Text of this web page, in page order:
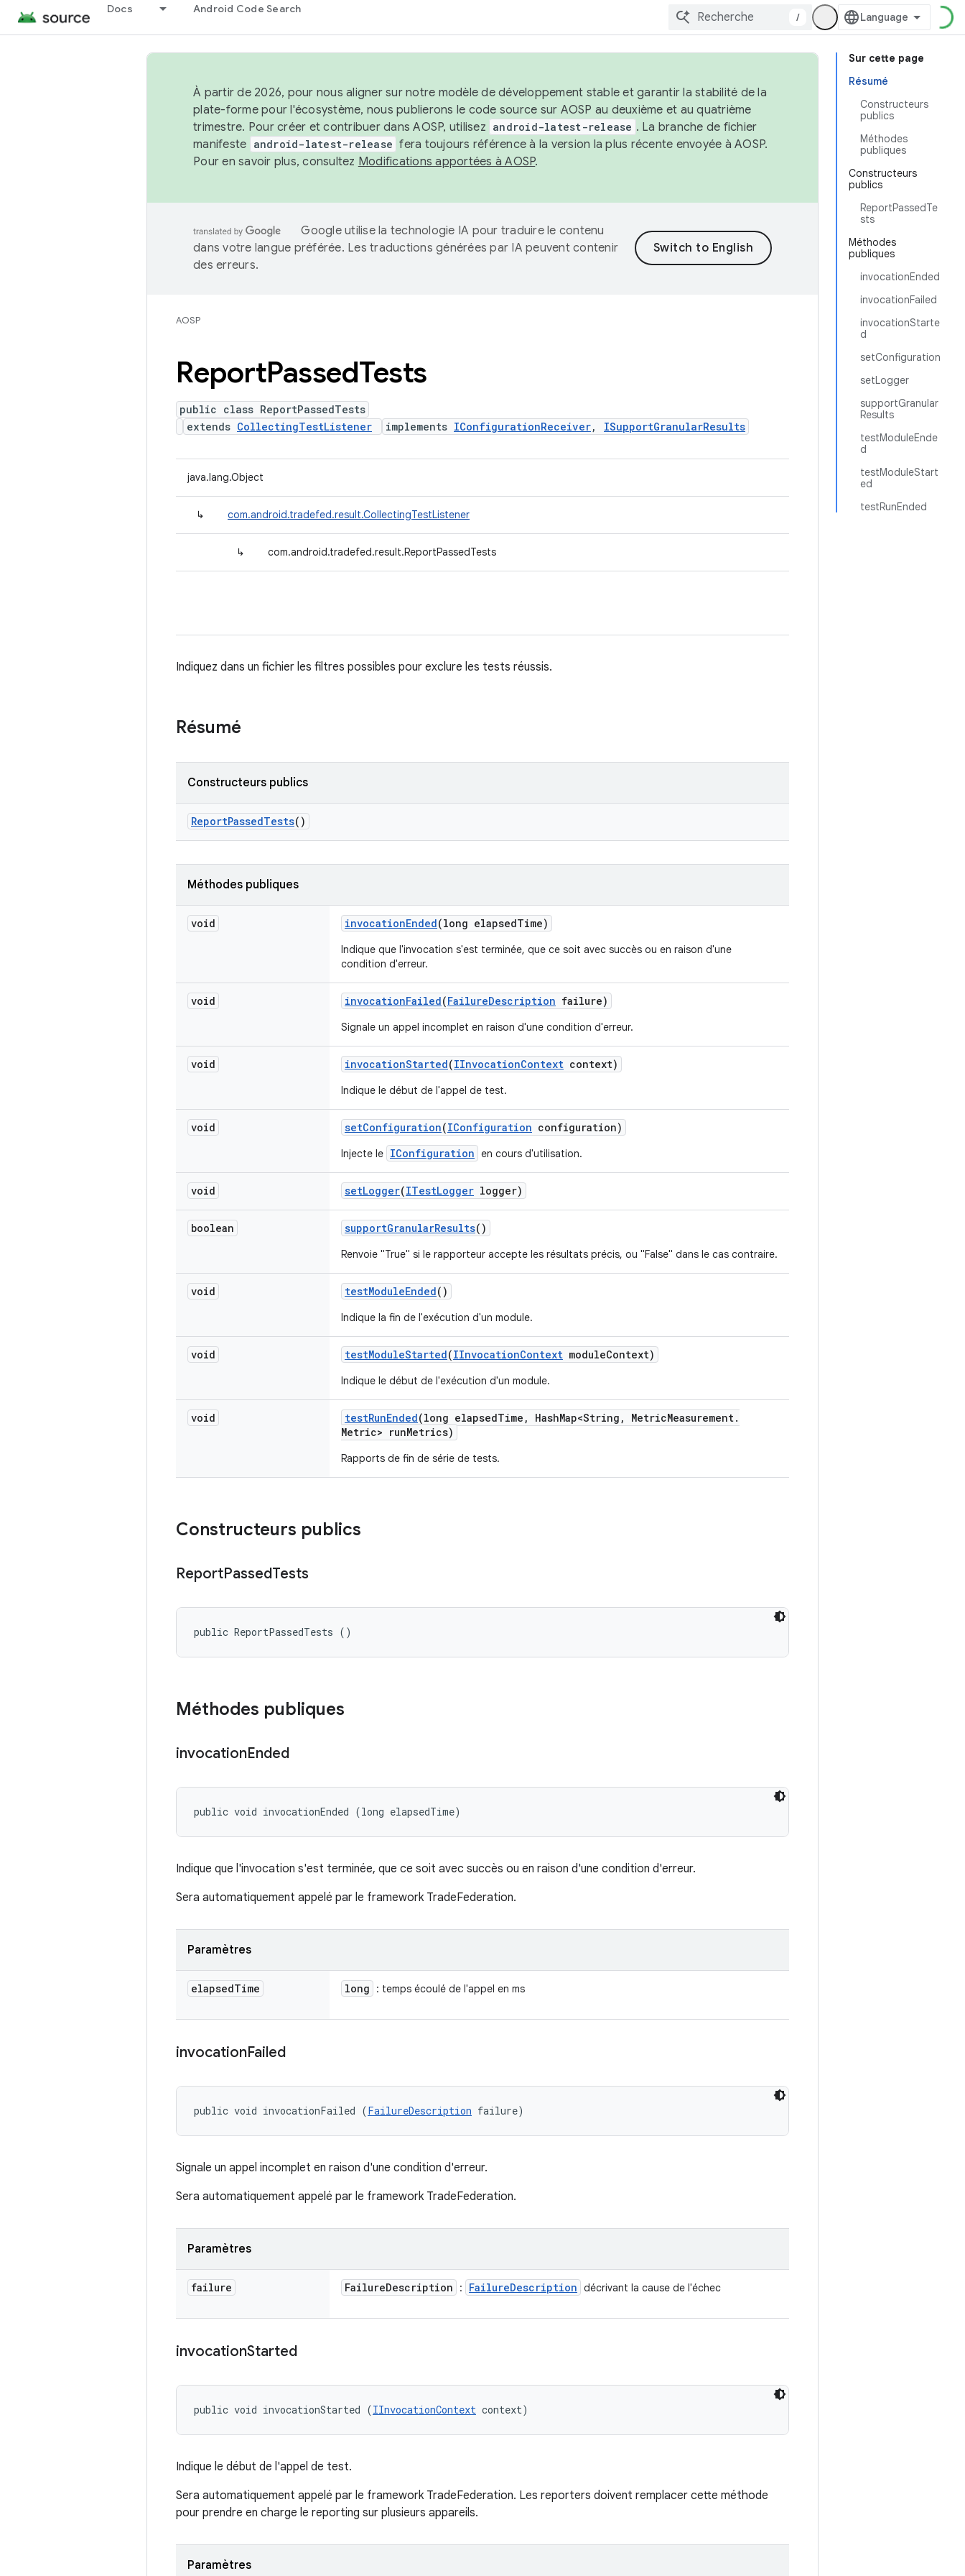
Docs Android Code Search
/
Sur cette page
Résumé
Constructeurs
publics
Méthodes
publiques
Constructeurs
publics
ReportPassedTe
sts
Méthodes
publiques
invocationEnded
invocationFailed
invocationStarte
d
setConfiguration
setLogger
supportGranular
Results
testModuleEnde
d
testModuleStart
ed
testRunEnded
À partir de 2026, pour nous aligner sur notre modèle de développement stable et garantir la stabilité de la
plate-forme pour l'écosystème, nous publierons le code source sur AOSP au deuxième et au quatrième
trimestre. Pour créer et contribuer dans AOSP, utilisez android-latest-release . La branche de fichier
manifeste android-latest-release fera toujours référence à la version la plus récente envoyée à AOSP.
Pour en savoir plus, consultez Modifications apportées à AOSP.
Google utilise la technologie IA pour traduire le contenu
dans votre langue préférée. Les traductions générées par IA peuvent contenir
des erreurs.
AOSP
ReportPassedTests
public class ReportPassedTests
extends CollectingTestListener implements IConfigurationReceiver, ISupportGranularResults
java.lang.Object
↳ com.android.tradefed.result.CollectingTestListener
↳ com.android.tradefed.result.ReportPassedTests
Indiquez dans un fichier les filtres possibles pour exclure les tests réussis.
Résumé
Constructeurs publics
ReportPassedTests()
Méthodes publiques
void invocationEnded(long elapsedTime)
Indique que l'invocation s'est terminée, que ce soit avec succès ou en raison d'une
condition d'erreur.
void invocationFailed(FailureDescription failure)
Signale un appel incomplet en raison d'une condition d'erreur.
void invocationStarted(IInvocationContext context)
Indique le début de l'appel de test.
void setConfiguration(IConfiguration configuration)
Injecte le IConfiguration en cours d'utilisation.
void setLogger(ITestLogger logger)
boolean supportGranularResults()
Renvoie "True" si le rapporteur accepte les résultats précis, ou "False" dans le cas contraire.
void testModuleEnded()
Indique la fin de l'exécution d'un module.
void testModuleStarted(IInvocationContext moduleContext)
Indique le début de l'exécution d'un module.
void testRunEnded(long elapsedTime , HashMap<String , MetricMeasurement.
Metric> runMetrics)
Rapports de fin de série de tests.
Constructeurs publics
ReportPassedTests
public ReportPassedTests ()
Méthodes publiques
invocationEnded
public void invocationEnded (long elapsedTime)
Indique que l'invocation s'est terminée, que ce soit avec succès ou en raison d'une condition d'erreur.
Sera automatiquement appelé par le framework TradeFederation.
Paramètres
elapsedTime long : temps écoulé de l'appel en ms
invocationFailed
public void invocationFailed (FailureDescription failure)
Signale un appel incomplet en raison d'une condition d'erreur.
Sera automatiquement appelé par le framework TradeFederation.
Paramètres
failure FailureDescription : FailureDescription décrivant la cause de l'échec
invocationStarted
public void invocationStarted (IInvocationContext context)
Indique le début de l'appel de test.
Sera automatiquement appelé par le framework TradeFederation. Les reporters doivent remplacer cette méthode
pour prendre en charge le reporting sur plusieurs appareils.
Paramètres